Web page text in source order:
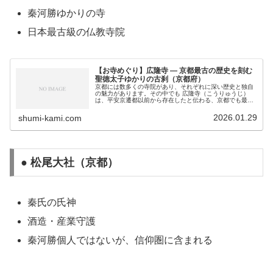
秦河勝ゆかりの寺
日本最古級の仏教寺院
【お寺めぐり】広隆寺 ― 京都最古の歴史を刻む
聖徳太子ゆかりの古刹（京都府）
京都には数多くの寺院があり、それぞれに深い歴史と独自
の魅力があります。その中でも 広隆寺（こうりゅうじ）
は、平安京遷都以前から存在したと伝わる、京都でも最古
shumi-kami.com 2026.01.29
● 松尾大社（京都）
秦氏の氏神
酒造・産業守護
秦河勝個人ではないが、信仰圏に含まれる